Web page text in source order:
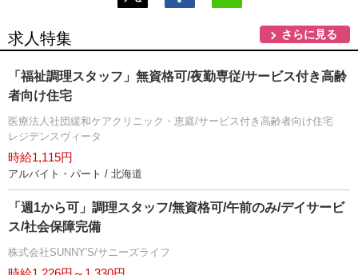
求人特集 さらに見る
「福祉調理スタッフ」無資格可/夜勤専従/サービス付き高齢
者向け住宅
医療法人社団緩和ケアクリニック・恵庭/サービス付き高齢者向け住宅
レジデンスヴィータ
時給1,115円
アルバイト・パート / 北海道
「週1から可」調理スタッフ/無資格可/午前のみ/デイサービ
ス/社会保障完備
株式会社SUNNY'S/サニーズライフ